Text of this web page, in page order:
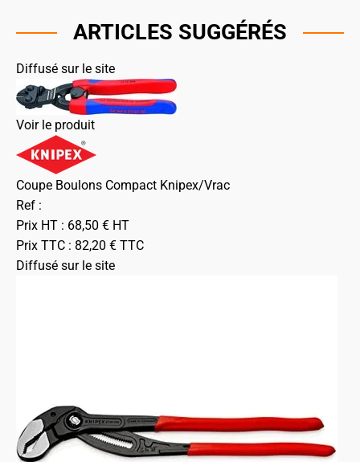
ARTICLES SUGGÉRÉS
Diffusé sur le site
Voir le produit
Coupe Boulons Compact Knipex/Vrac
Ref :
Prix HT : 68,50 € HT
Prix TTC : 82,20 € TTC
Diffusé sur le site